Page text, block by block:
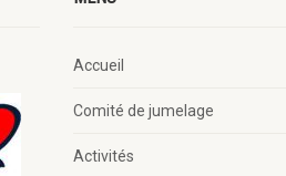
Accueil
Comité de jumelage
Activités